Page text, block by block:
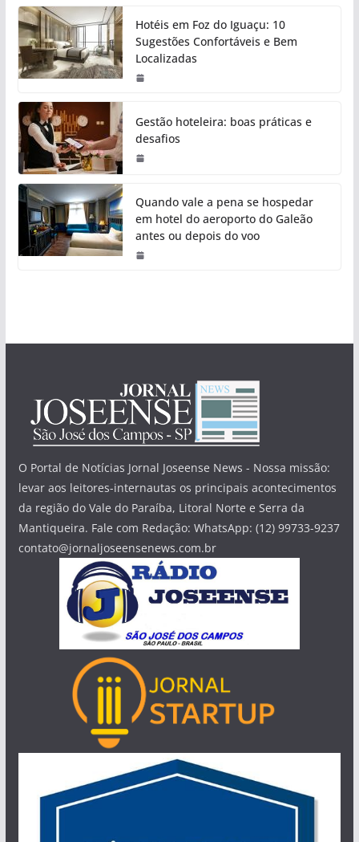
Hotéis em Foz do Iguaçu: 10
Sugestões Confortáveis e Bem
Localizadas
Gestão hoteleira: boas práticas e
desafios
Quando vale a pena se hospedar
em hotel do aeroporto do Galeão
antes ou depois do voo
O Portal de Notícias Jornal Joseense News - Nossa missão:
levar aos leitores-internautas os principais acontecimentos
da região do Vale do Paraíba, Litoral Norte e Serra da
Mantiqueira. Fale com Redação: WhatsApp: (12) 99733-9237
contato@jornaljoseensenews.com.br